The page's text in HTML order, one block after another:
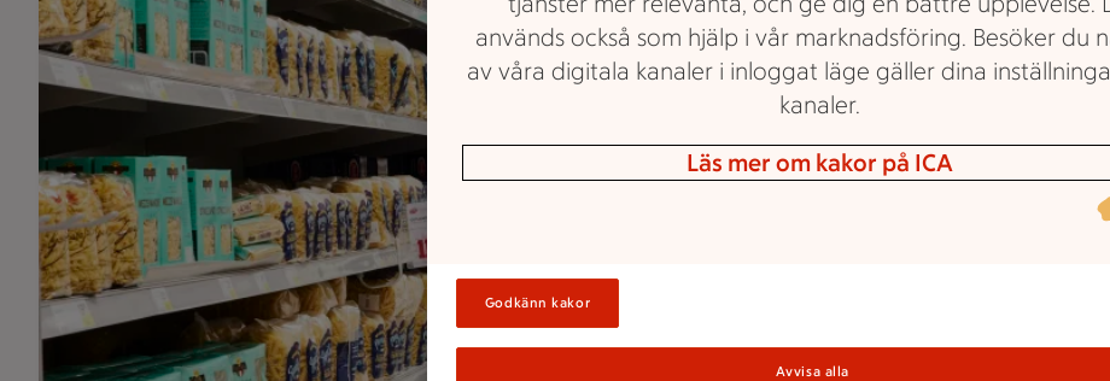
används också som hjälp i vår marknadsföring. Besöker du
av våra digitala kanaler i inloggat läge gäller dina
kanaler.
Läs mer om kakor på ICA
Godkänn kakor
Avvisa alla